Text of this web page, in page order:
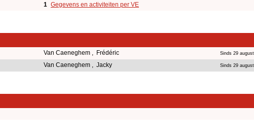
1 Gegevens en activiteiten per VE
Van Caeneghem , Frédéric Sinds 29
Van Caeneghem , Jacky Sinds 29